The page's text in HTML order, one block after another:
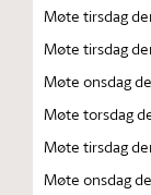
Møte tirsdag
Møte tirsdag
Møte onsdag
Møte torsdag
Møte tirsdag
Møte onsdag